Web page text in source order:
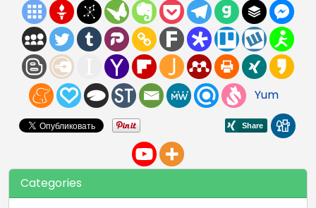
Yum
Categories